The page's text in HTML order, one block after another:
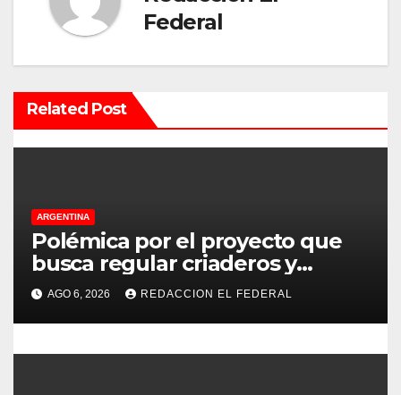
n
d
e
n
t
r
Federal
Related Post
ARGENTINA
Polémica por el proyecto que
busca regular criaderos y
refugios de perros y gatos:
denuncian excesos, mientras
proteccionistas reclaman
controles más duros
AGO 6, 2026 REDACCION EL FEDERAL